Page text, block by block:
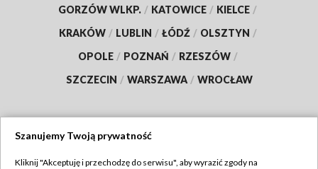
GORZÓW WLKP. / KATOWICE / KIELCE /
KRAKÓW / LUBLIN / ŁÓDŹ / OLSZTYN /
OPOLE / POZNAŃ / RZESZÓW /
SZCZECIN / WARSZAWA / WROCŁAW
Szanujemy Twoją prywatność
Kliknij "Akceptuję i przechodzę do serwisu", aby wyrazić zgody na